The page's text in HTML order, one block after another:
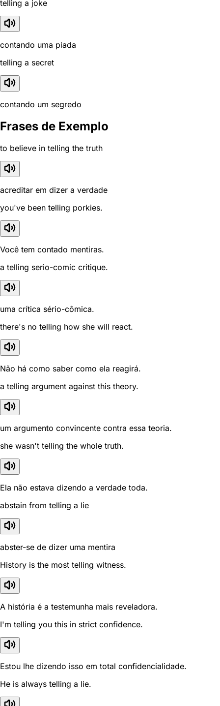
telling a joke
contando uma piada
telling a secret
contando um segredo
Frases de Exemplo
to believe in telling the truth
acreditar em dizer a verdade
you've been telling porkies.
Você tem contado mentiras.
a telling serio-comic critique.
uma crítica sério-cômica.
there's no telling how she will react.
Não há como saber como ela reagirá.
a telling argument against this theory.
um argumento convincente contra essa teoria.
she wasn't telling the whole truth.
Ela não estava dizendo a verdade toda.
abstain from telling a lie
abster-se de dizer uma mentira
History is the most telling witness.
A história é a testemunha mais reveladora.
I'm telling you this in strict confidence.
Estou lhe dizendo isso em total confidencialidade.
He is always telling a lie.